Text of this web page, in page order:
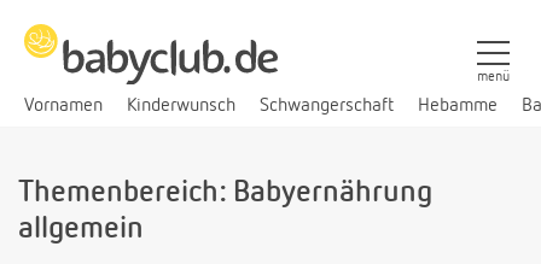
Vornamen Kinderwunsch Schwangerschaft Hebamme
menü
Themenbereich: Babyernährung
allgemein